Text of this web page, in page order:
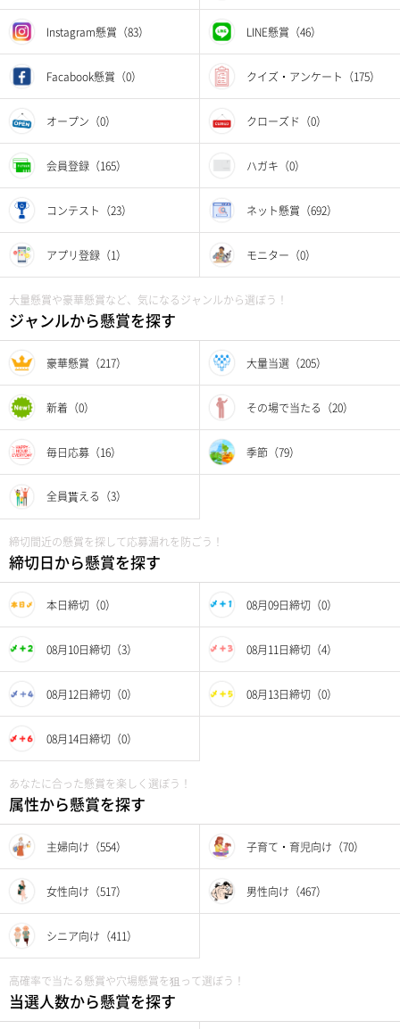
Instagram懸賞（83） LINE懸賞（46）
Facabook懸賞（0） クイズ・アンケート（175）
オープン（0） クローズド（0）
会員登録（165） ハガキ（0）
コンテスト（23） ネット懸賞（692）
アプリ登録（1） モニター（0）
大量懸賞や豪華懸賞など、気になるジャンルから選ぼう！
ジャンルから懸賞を探す
豪華懸賞（217） 大量当選（205）
新着（0） その場で当たる（20）
毎日応募（16） 季節（79）
全員貰える（3）
締切間近の懸賞を探して応募漏れを防ごう！
締切日から懸賞を探す
本日締切（0） 08月09日締切（0）
08月10日締切（3） 08月11日締切（4）
08月12日締切（0） 08月13日締切（0）
08月14日締切（0）
あなたに合った懸賞を楽しく選ぼう！
属性から懸賞を探す
主婦向け（554） 子育て・育児向け（70）
女性向け（517） 男性向け（467）
シニア向け（411）
高確率で当たる懸賞や穴場懸賞を狙って選ぼう！
当選人数から懸賞を探す